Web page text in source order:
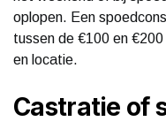
oplopen. Een
tussen de €100 en
en locatie.
Castratie of